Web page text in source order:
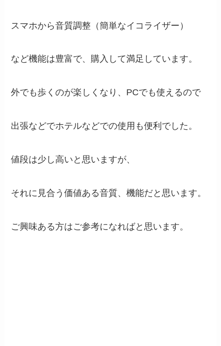
スマホから音質調整（簡単なイコライザー）
など機能は豊富で、購入して満足しています。
外でも歩くのが楽しくなり、PCでも使えるので
出張などでホテルなどでの使用も便利でした。
値段は少し高いと思いますが、
それに見合う価値ある音質、機能だと思います。
ご興味ある方はご参考になればと思います。